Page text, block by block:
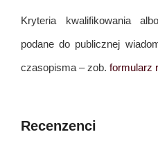
Kryteria kwalifikowania
podane do publicznej
czasopisma – zob. formularz
Recenzenci